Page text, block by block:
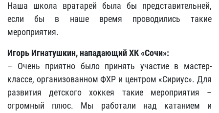
Наша школа вратарей была бы представительней,
если бы в наше время проводились такие
мероприятия.
Игорь Игнатушкин, нападающий ХК «Сочи»:
– Очень приятно было принять участие в мастер-
классе, организованном ФХР и центром «Сириус». Для
развития детского хоккея такие мероприятия –
огромный плюс. Мы работали над катанием и